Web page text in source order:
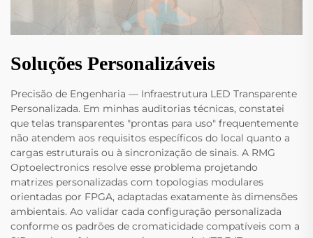
Soluções Personalizáveis
Precisão de Engenharia — Infraestrutura LED Transparente
Personalizada. Em minhas auditorias técnicas, constatei
que telas transparentes "prontas para uso" frequentemente
não atendem aos requisitos específicos do local quanto a
cargas estruturais ou à sincronização de sinais. A RMG
Optoelectronics resolve esse problema projetando
matrizes personalizadas com topologias modulares
orientadas por FPGA, adaptadas exatamente às dimensões
ambientais. Ao validar cada configuração personalizada
conforme os padrões de cromaticidade compatíveis com a